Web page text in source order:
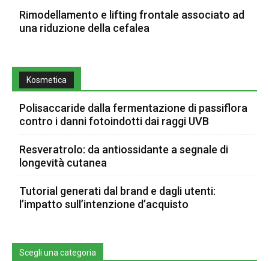
Rimodellamento e lifting frontale associato ad
una riduzione della cefalea
Kosmetica
Polisaccaride dalla fermentazione di passiflora
contro i danni fotoindotti dai raggi UVB
Resveratrolo: da antiossidante a segnale di
longevità cutanea
Tutorial generati dal brand e dagli utenti:
l’impatto sull’intenzione d’acquisto
Scegli una categoria